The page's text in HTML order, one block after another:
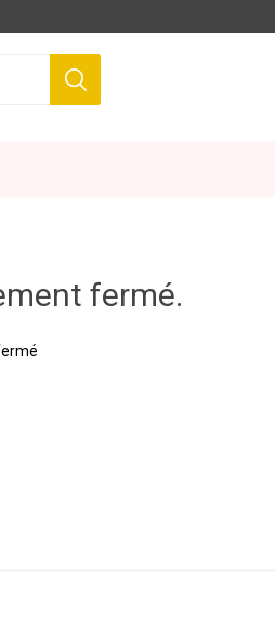
fermé.